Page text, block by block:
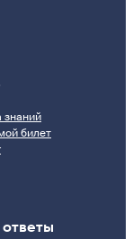
знаний
билет